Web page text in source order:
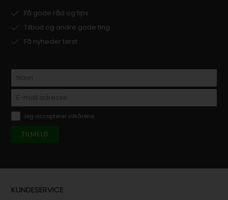
Jeg accepterer vilkårene
Få gode råd og tips
Tilbud og andre gode ting
Få nyheder først
KUNDESERVICE